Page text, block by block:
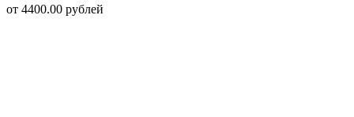
от 4400.00 рублей